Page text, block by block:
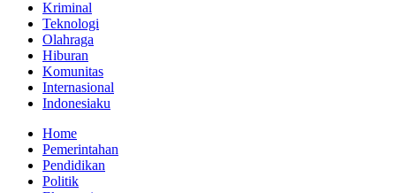
Kriminal
Teknologi
Olahraga
Hiburan
Komunitas
Internasional
Indonesiaku
Home
Pemerintahan
Pendidikan
Politik